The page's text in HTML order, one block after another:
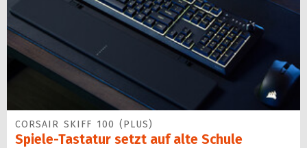
CORSAIR SKIFF 100 (PLUS)
Spiele-Tastatur setzt auf alte Schule